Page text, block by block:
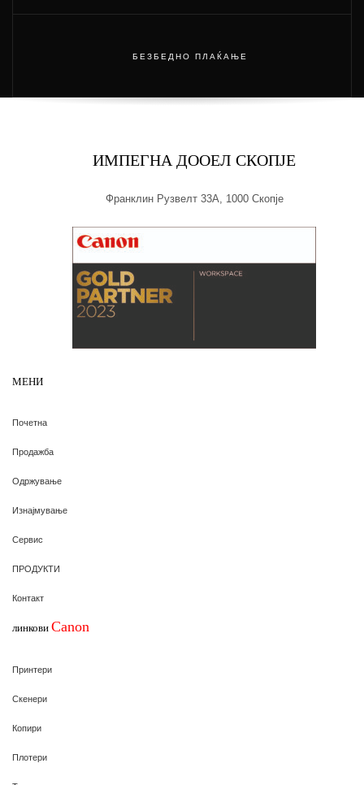
БЕЗБЕДНО ПЛАЌАЊЕ
ИМПЕГНА ДООЕЛ СКОПЈЕ
Франклин Рузвелт 33А, 1000 Скопје
МЕНИ
Почетна
Продажба
Одржување
Изнајмување
Сервис
ПРОДУКТИ
Контакт
линкови Canon
Принтери
Скенери
Копири
Плотери